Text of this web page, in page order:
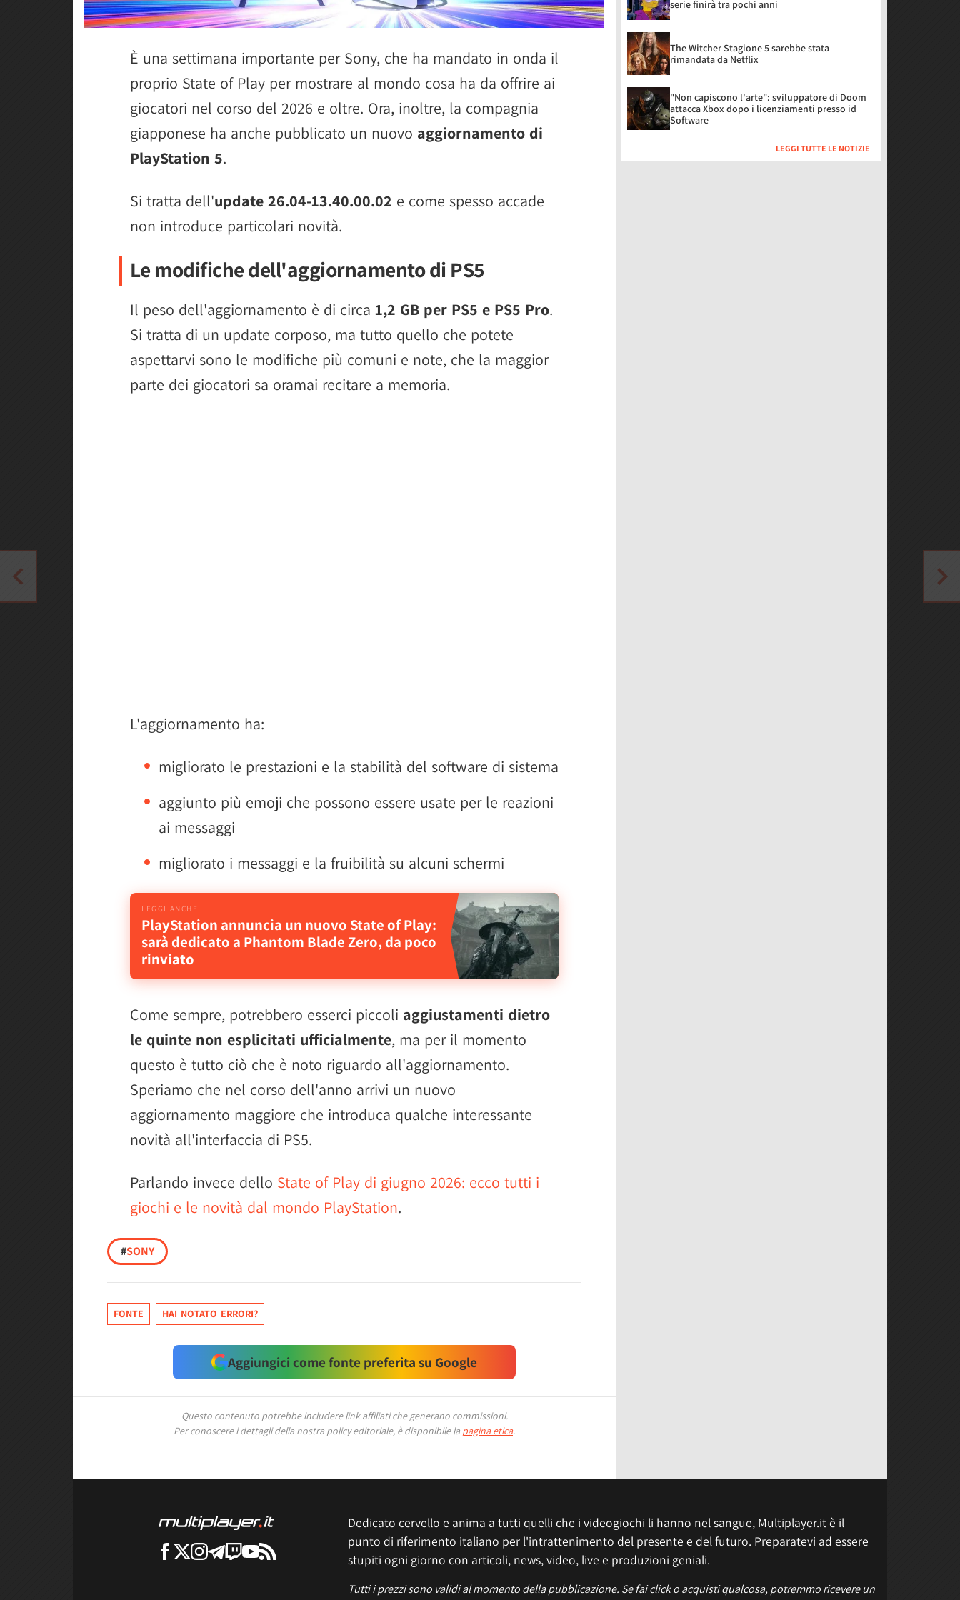
È una settimana importante per Sony, che ha mandato in onda il
proprio State of Play per mostrare al mondo cosa ha da offrire ai
giocatori nel corso del 2026 e oltre. Ora, inoltre, la compagnia
giapponese ha anche pubblicato un nuovo aggiornamento di
PlayStation 5.
Si tratta dell'update 26.04-13.40.00.02 e come spesso accade
non introduce particolari novità.
Le modifiche dell'aggiornamento di PS5
Il peso dell'aggiornamento è di circa 1,2 GB per PS5 e PS5 Pro.
Si tratta di un update corposo, ma tutto quello che potete
aspettarvi sono le modifiche più comuni e note, che la maggior
parte dei giocatori sa oramai recitare a memoria.
L'aggiornamento ha:
migliorato le prestazioni e la stabilità del software di sistema
aggiunto più emoji che possono essere usate per le reazioni
ai messaggi
migliorato i messaggi e la fruibilità su alcuni schermi
PlayStation annuncia un nuovo State of Play:
sarà dedicato a Phantom Blade Zero, da poco
rinviato
Come sempre, potrebbero esserci piccoli aggiustamenti dietro
le quinte non esplicitati ufficialmente, ma per il momento
questo è tutto ciò che è noto riguardo all'aggiornamento.
Speriamo che nel corso dell'anno arrivi un nuovo
aggiornamento maggiore che introduca qualche interessante
novità all'interfaccia di PS5.
Parlando invece dello State of Play di giugno 2026: ecco tutti i
giochi e le novità dal mondo PlayStation.
#SONY
FONTE HAI NOTATO ERRORI?
Aggiungici come fonte preferita su Google
Questo contenuto potrebbe includere link affiliati che generano commissioni.
Per conoscere i dettagli della nostra policy editoriale, è disponibile la pagina etica.
serie finirà tra pochi anni
The Witcher Stagione 5 sarebbe stata
rimandata da Netflix
"Non capiscono l'arte": sviluppatore di Doom
attacca Xbox dopo i licenziamenti presso id
Software
LEGGI TUTTE LE NOTIZIE
Dedicato cervello e anima a tutti quelli che i videogiochi li hanno nel sangue, Multiplayer.it è il
punto di riferimento italiano per l'intrattenimento del presente e del futuro. Preparatevi ad essere
stupiti ogni giorno con articoli, news, video, live e produzioni geniali.
Tutti i prezzi sono validi al momento della pubblicazione. Se fai click o acquisti qualcosa, potremmo ricevere un